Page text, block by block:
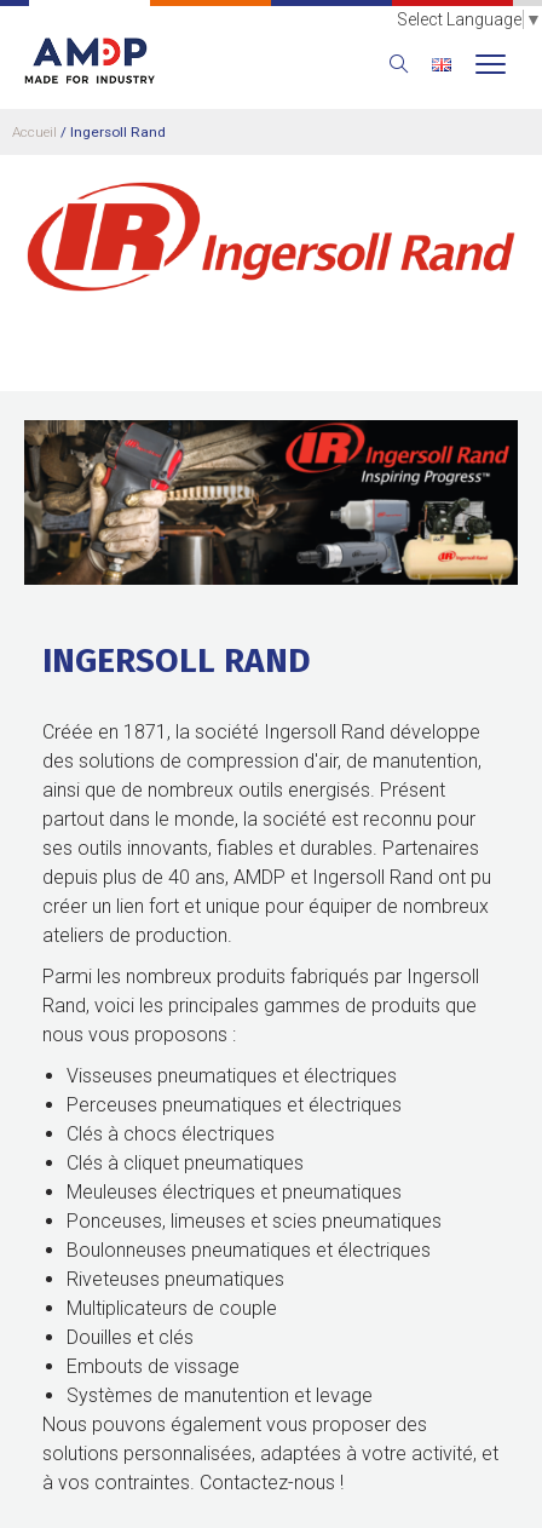
Select Language ▼
Accueil / Ingersoll Rand
INGERSOLL RAND
Créée en 1871, la société Ingersoll Rand développe
des solutions de compression d'air, de manutention,
ainsi que de nombreux outils energisés. Présent
partout dans le monde, la société est reconnu pour
ses outils innovants, fiables et durables. Partenaires
depuis plus de 40 ans, AMDP et Ingersoll Rand ont pu
créer un lien fort et unique pour équiper de nombreux
ateliers de production.
Parmi les nombreux produits fabriqués par Ingersoll
Rand, voici les principales gammes de produits que
nous vous proposons :
Visseuses pneumatiques et électriques
Perceuses pneumatiques et électriques
Clés à chocs électriques
Clés à cliquet pneumatiques
Meuleuses électriques et pneumatiques
Ponceuses, limeuses et scies pneumatiques
Boulonneuses pneumatiques et électriques
Riveteuses pneumatiques
Multiplicateurs de couple
Douilles et clés
Embouts de vissage
Systèmes de manutention et levage
Nous pouvons également vous proposer des
solutions personnalisées, adaptées à votre activité, et
à vos contraintes. Contactez-nous !